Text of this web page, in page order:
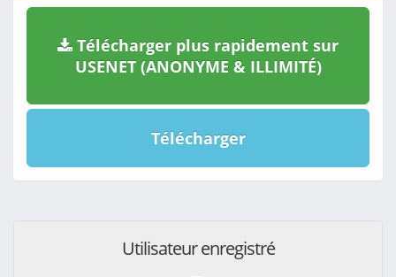
Télécharger plus rapidement sur
USENET (ANONYME & ILLIMITÉ)
Télécharger
Utilisateur enregistré